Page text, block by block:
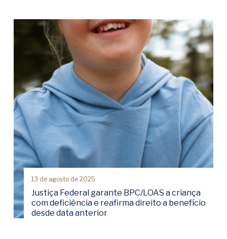
13 de agosto de 2025
Justiça Federal garante BPC/LOAS a criança
com deficiência e reafirma direito a benefício
desde data anterior